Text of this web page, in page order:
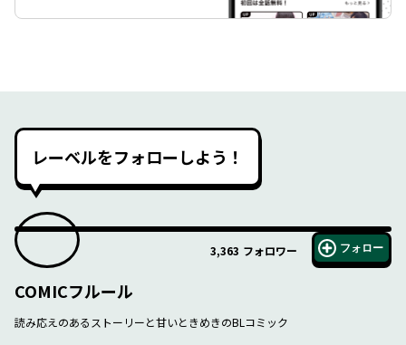
レーベルをフォローしよう！
3,363 フォロワー フォロー
COMICフルール
読み応えのあるストーリーと甘いときめきのBLコミック